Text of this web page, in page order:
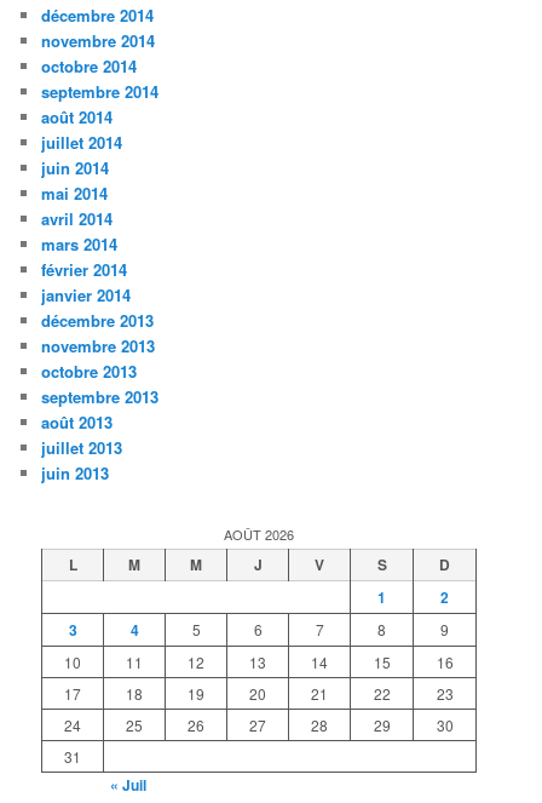
décembre 2014
novembre 2014
octobre 2014
septembre 2014
août 2014
juillet 2014
juin 2014
mai 2014
avril 2014
mars 2014
février 2014
janvier 2014
décembre 2013
novembre 2013
octobre 2013
septembre 2013
août 2013
juillet 2013
juin 2013
AOÛT 2026
L M M J V S
D
1
2
3
4 5 6 7 8
9
10
11 12 13 14 15
16
17
18 19 20 21 22
23
24
25 26 27 28 29
30
31
« Juil